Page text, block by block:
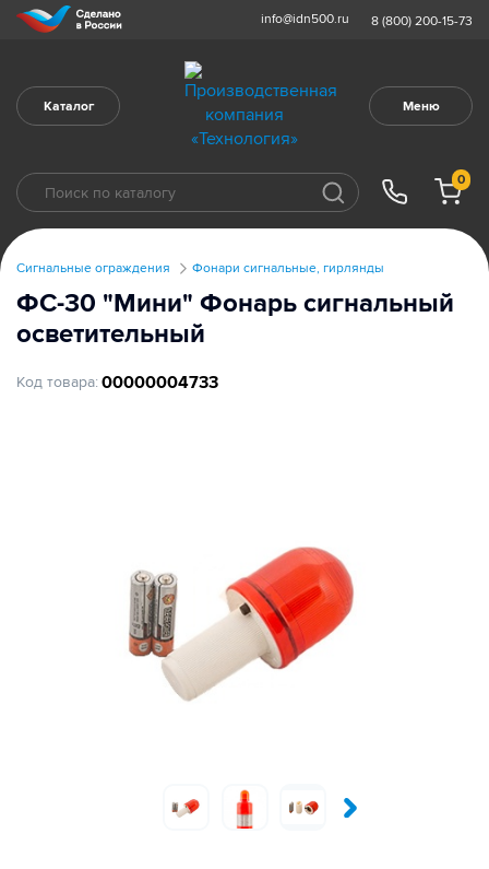
info@idn500.ru 8 (800) 200-15-73
Каталог Меню
0
Сигнальные ограждения Фонари сигнальные, гирлянды
ФС-30 "Мини" Фонарь сигнальный
осветительный
Код товара: 00000004733